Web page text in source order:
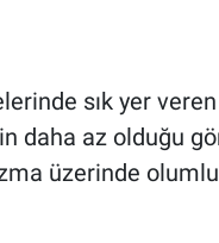
sık yer
daha az olduğu
üzerinde